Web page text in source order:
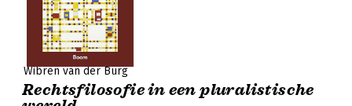
Wibren van der Burg
Rechtsfilosofie in een pluralistische